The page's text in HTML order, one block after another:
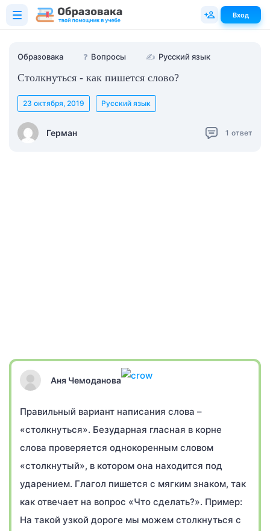
Образовака ❓ Вопросы ✍ Русский язык
Столкнуться - как пишется слово?
Герман
23 октября, 2019 Русский язык
1 ответ
Аня Чемоданова
Правильный вариант написания слова –
«столкнуться». Безударная гласная в корне
слова проверяется однокоренным словом
«столкнутый», в котором она находится под
ударением. Глагол пишется с мягким знаком, так
как отвечает на вопрос «Что сделать?». Пример:
На такой узкой дороге мы можем столкнуться с
Вход